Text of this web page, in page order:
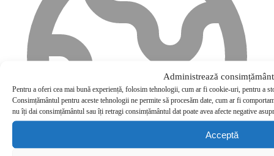
Administrează
Pentru a oferi cea mai bună experiență, folosim tehnologii, cum ar fi cookie-uri, pentru a
Consimțământul pentru aceste tehnologii ne permite să procesăm date, cum ar fi
nu îți dai consimțământul sau îți retragi consimțământul dat poate avea afecte negative
Acceptă